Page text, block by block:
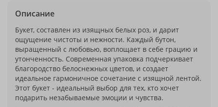
Описание
Букет, составлен из изящных белых роз, и дарит
ощущение чистоты и нежности. Каждый бутон,
выращенный с любовью, воплощает в себе грацию и
утонченность. Современная упаковка подчеркивает
благородство белоснежных цветов, и создает
идеальное гармоничное сочетание с изящной лентой.
Этот букет - идеальный выбор для тех, кто хочет
подарить незабываемые эмоции и чувства.